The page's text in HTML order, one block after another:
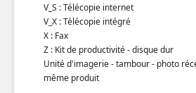
V_S : Télécopie internet
V_X : Télécopie intégré
X : Fax
Z : Kit de productivité - disque dur
Unité d'imagerie - tambour - photo
même produit